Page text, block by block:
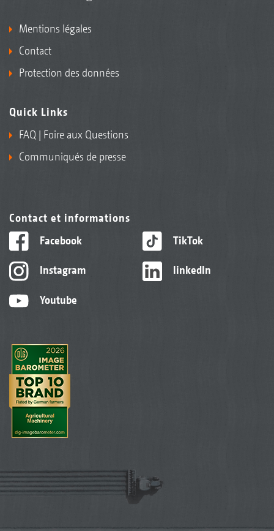
Mentions légales
Contact
Protection des données
Quick Links
FAQ | Foire aux Questions
Communiqués de presse
Contact et informations
Facebook
Instagram
Youtube
TikTok
linkedIn